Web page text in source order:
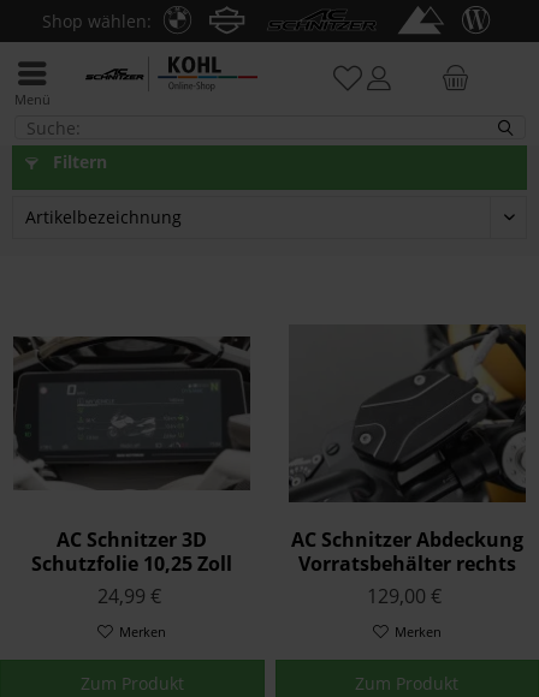
Shop wählen:
Menü
R nineT Pure 2021-23
Filtern
AC Schnitzer 3D
Schutzfolie 10,25 Zoll
TFT Display ohne
Rahmen
24,99 €
Merken
Zum Produkt
AC Schnitzer Abdeckung
Vorratsbehälter rechts
links R nineT Pure ab
2021
129,00 €
Merken
Zum Produkt